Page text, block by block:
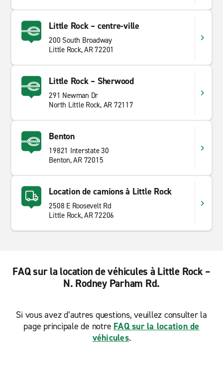
Little Rock – centre-ville
200 South Broadway
Little Rock, AR 72201
Little Rock – Sherwood
291 Newman Dr
North Little Rock, AR 72117
Benton
19821 Interstate 30
Benton, AR 72015
Location de camions à Little Rock
2508 E Roosevelt Rd
Little Rock, AR 72206
FAQ sur la location de véhicules à Little Rock –
N. Rodney Parham Rd.
Si vous avez d’autres questions, veuillez consulter la
page principale de notre FAQ sur la location de
véhicules.